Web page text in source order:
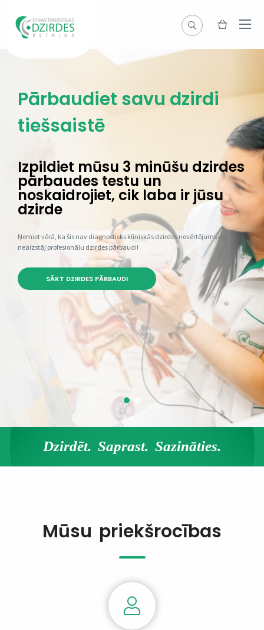
Pārbaudiet savu dzirdi
tiešsaistē
Izpildiet mūsu 3 minūšu dzirdes
pārbaudes testu un
noskaidrojiet, cik laba ir jūsu
dzirde
Ņemiet vērā, ka šis nav diagnostisks klīniskās dzirdes novērtējums un
neaizstāj profesionālu dzirdes pārbaudi!
SĀKT DZIRDES PĀRBAUDI
Dzirdēt. Saprast. Sazināties.
Mūsu priekšrocības